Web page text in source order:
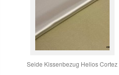
Seide Kissenbezug Helios Cortez